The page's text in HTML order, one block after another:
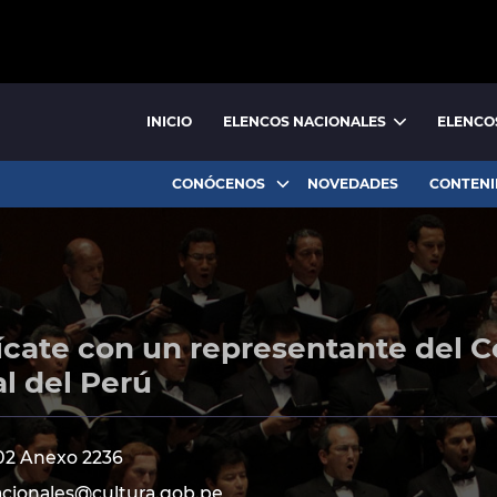
INICIO ELENCOS NACIONALES
CONÓCENOS NOVEDADES
con un representante del
del Perú
Anexo 2236